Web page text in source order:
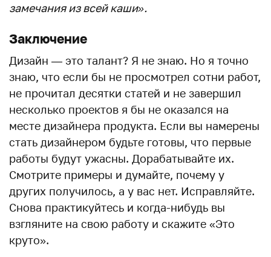
замечания из всей каши».
Заключение
Дизайн — это талант? Я не знаю. Но я точно
знаю, что если бы не просмотрел сотни работ,
не прочитал десятки статей и не завершил
несколько проектов я бы не оказался на
месте дизайнера продукта. Если вы намерены
стать дизайнером будьте готовы, что первые
работы будут ужасны. Дорабатывайте их.
Смотрите примеры и думайте, почему у
других получилось, а у вас нет. Исправляйте.
Снова практикуйтесь и когда-нибудь вы
взгляните на свою работу и скажите «Это
круто».